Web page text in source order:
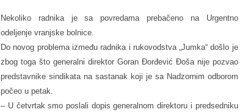
Nekoliko radnika je sa povredama prebačeno na Urgentno
odeljenje vranjske bolnice.
Do novog problema između radnika i rukovodstva „Jumka“ došlo je
zbog toga što generalni direktor Goran Đorđević Đoša nije pozvao
predstavnike sindikata na sastanak koji je sa Nadzornim odborom
počeo u petak.
– U četvrtak smo poslali dopis generalnom direktoru i predsedniku